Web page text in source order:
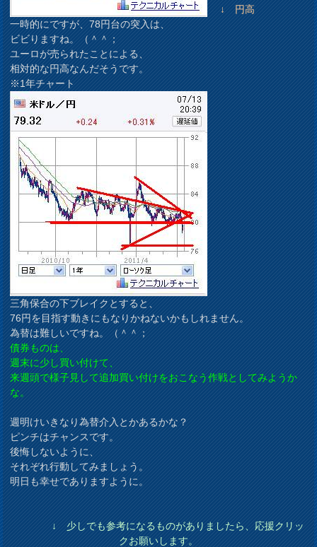
↓ 円高
一時的にですが、78円台の突入は、
ビビりますね。（＾＾；
ユーロが売られたことによる、
相対的な円高なんだそうです。
※1年チャート
三角保合の下ブレイクとすると、
76円を目指す動きにもなりかねないかもしれません。
為替は難しいですね。（＾＾；
債券ものは、
週末に少し買い付けて、
来週頭で様子見して追加買い付けをおこなう作戦としてみようか
な。
週明けいきなり為替介入とかあるかな？
ピンチはチャンスです。
後悔しないように、
それぞれ行動してみましょう。
明日も幸せでありますように。
↓ 少しでも参考になるものがありましたら、応援クリッ
クお願いします。